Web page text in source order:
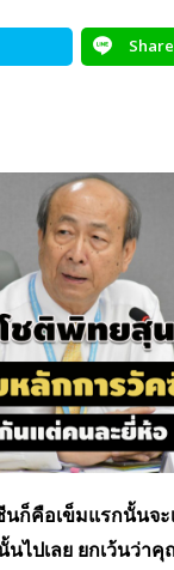
Share
ก็คือเข็มแรกนั้นจะ
นไปเลย ยกเว้นว่า